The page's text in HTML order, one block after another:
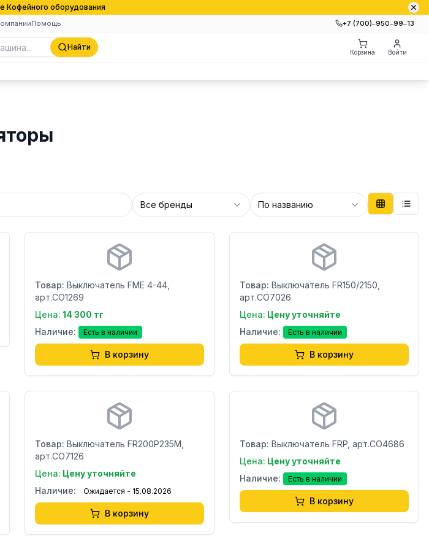
Кофейного оборудования
Помощь +7 (700)‒950‒99‒13
Найти
Корзина Войти
Все бренды По названию
Товар: Выключатель FME 4-44,
арт.CO1269
Цена: 14 300 тг
Наличие:
Есть в наличии
В корзину
Товар: Выключатель FR150/2150,
арт.CO7026
Цена: Цену уточняйте
Наличие:
Есть в наличии
В корзину
Товар: Выключатель FR200P235M,
арт.CO7126
Цена: Цену уточняйте
Наличие:
Ожидается - 15.08.2026
В корзину
Товар: Выключатель FRP, арт.CO4686
Цена: Цену уточняйте
Наличие:
Есть в наличии
В корзину
Бренд: